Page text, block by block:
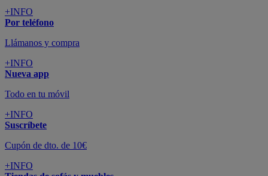
+INFO
Por teléfono
Llámanos y compra
+INFO
Nueva app
Todo en tu móvil
+INFO
Suscríbete
Cupón de dto. de 10€
+INFO